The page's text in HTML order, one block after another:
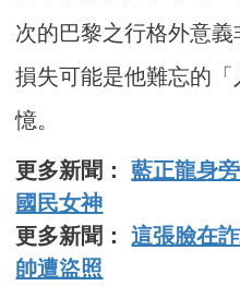
次的巴黎之行格外意
損失可能是他難忘的
憶。
更多新聞：藍正龍身
國民女神
更多新聞：這張臉在
帥遭盜照